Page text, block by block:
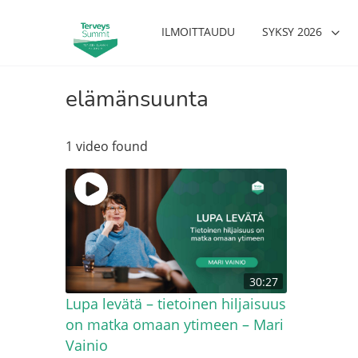
ILMOITTAUDU SYKSY 2026
elämänsuunta
1 video found
30:27
Lupa levätä – tietoinen hiljaisuus
on matka omaan ytimeen – Mari
Vainio